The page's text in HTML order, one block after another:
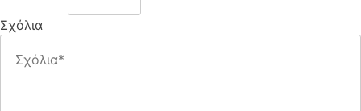
Σχόλια